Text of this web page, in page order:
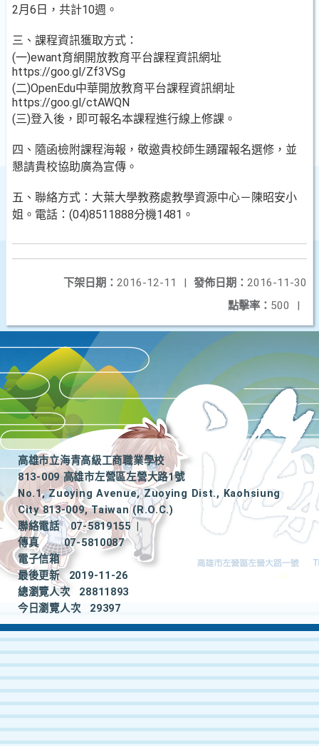
2月6日，共計10週。
三、課程資訊獲取方式：
(一)ewant育網開放教育平台課程資訊網址
https://goo.gl/Zf3VSg
(二)OpenEdu中華開放教育平台課程資訊網址
https://goo.gl/ctAWQN
(三)登入後，即可報名本課程進行線上修課。
四、隨函檢附課程海報，敬邀貴校師生踴躍報名選修，並
懇請貴校協助廣為宣傳。
五、聯絡方式：大葉大學教務處教學資源中心－陳昭安小
姐。電話：(04)8511888分機1481。
發佈日期： 2016-11-30
下架日期： 2016-12-11
|
點擊率： 500 |
高雄市立海青高級工商職業學校
813-009 高雄市左營區左營大路1號
No.1, Zuoying Avenue, Zuoying Dist., Kaohsiung
City 813-009, Taiwan (R.O.C.)
聯絡電話
07-5819155
|
傳真
07-5810087
電子信箱
最後更新
2019-11-26
總瀏覽人次
28811893
今日瀏覽人次
29397